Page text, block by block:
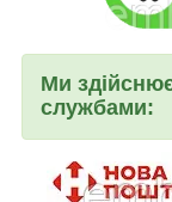
Ми
службами: